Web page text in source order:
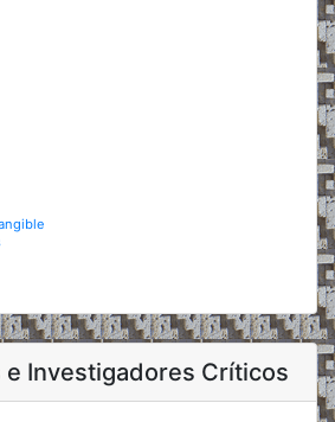
Investigadores Críticos